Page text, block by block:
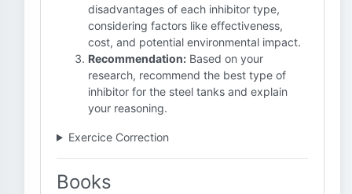
disadvantages of each inhibitor type,
considering factors like effectiveness,
cost, and potential environmental impact.
Recommendation: Based on your
research, recommend the best type of
inhibitor for the steel tanks and explain
your reasoning.
Exercice Correction
Books